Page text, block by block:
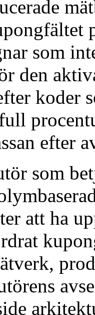
som
den
koder
efter
som
att ha